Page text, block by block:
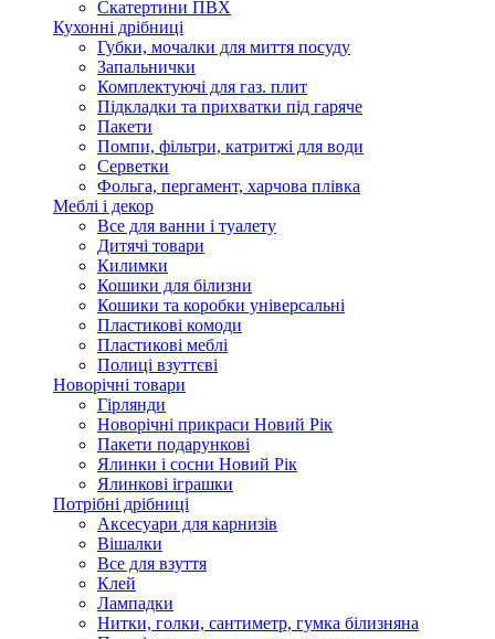
Скатертини ПВХ
Кухонні дрібниці
Губки, мочалки для миття посуду
Запальнички
Комплектуючі для газ. плит
Підкладки та прихватки під гаряче
Пакети
Помпи, фільтри, катритжі для води
Серветки
Фольга, пергамент, харчова плівка
Меблі і декор
Все для ванни і туалету
Дитячі товари
Килимки
Кошики для білизни
Кошики та коробки універсальні
Пластикові комоди
Пластикові меблі
Полиці взуттєві
Новорічні товари
Гірлянди
Новорічні прикраси Новий Рік
Пакети подарункові
Ялинки і сосни Новий Рік
Ялинкові іграшки
Потрібні дрібниці
Аксесуари для карнизів
Вішалки
Все для взуття
Клей
Лампадки
Нитки, голки, сантиметр, гумка білизняна